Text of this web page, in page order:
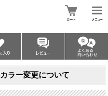
ラー変更について